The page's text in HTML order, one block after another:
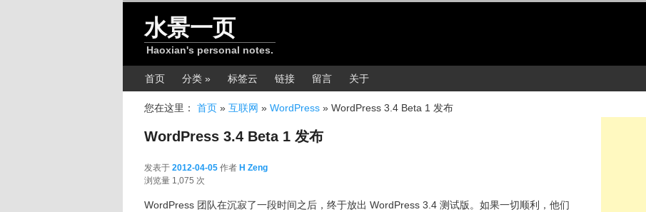
水景一页
Haoxian's personal notes.
主菜单首页 分类 » 标签云 链接 留言 关于
您在这里： 首页 » 互联网 » WordPress » WordPress 3.4 Beta 1 发布
WordPress 3.4 Beta 1 发布
发表于 2012-04-05 作者 H Zeng
浏览量 1,075 次
WordPress 团队在沉寂了一段时间之后，终于放出 WordPress 3.4 测试版。如果一切顺利，他们